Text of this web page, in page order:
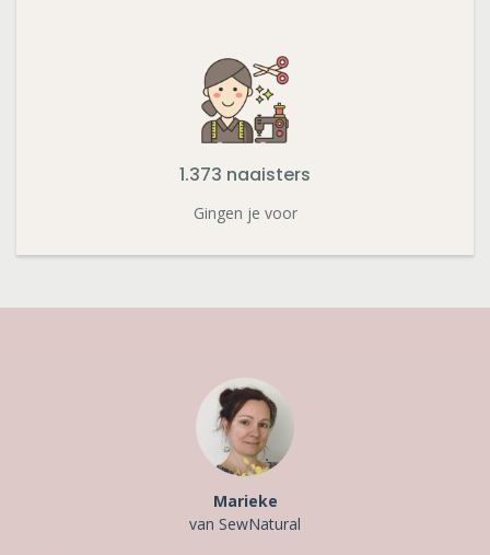
1.373 naaisters
Gingen je voor
Marieke
van SewNatural